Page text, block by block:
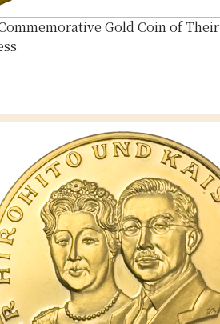
Gold Coin of Their